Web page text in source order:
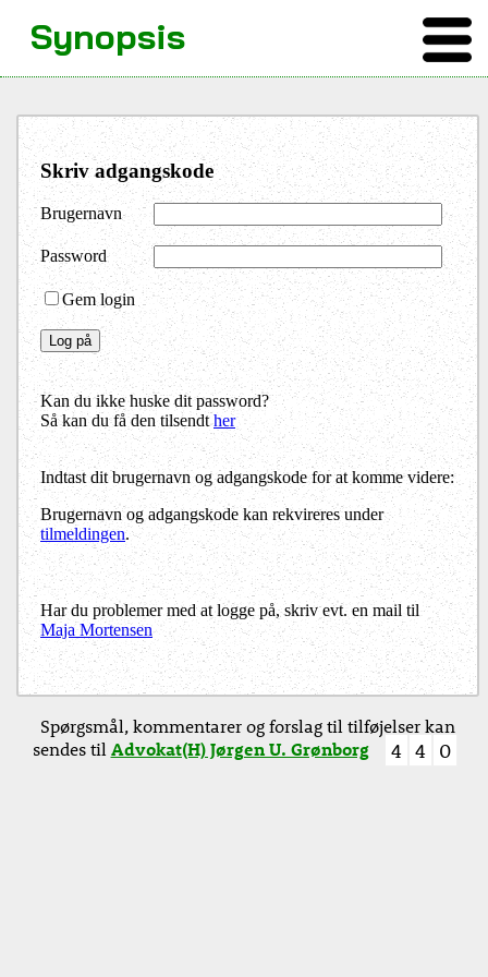
Skriv adgangskode
Brugernavn
Password
Gem login
Kan du ikke huske dit password?
Så kan du få den tilsendther
Indtast dit brugernavn og adgangskode for at komme videre:
Brugernavn og adgangskode kan rekvireres under
tilmeldingen.
Har du problemer med at logge på, skriv evt. en mail til
Maja Mortensen
Synopsis
Spørgsmål, kommentarer og forslag til tilføjelser kan
sendes tilAdvokat(H) Jørgen U. Grønborg 4 4 0